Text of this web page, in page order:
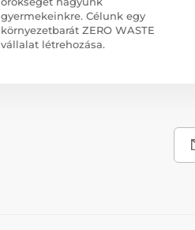
gyermekeinkre. Célunk egy
környezetbarát ZERO WASTE
vállalat létrehozása.